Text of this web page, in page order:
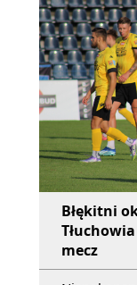
Błękitni
mecz